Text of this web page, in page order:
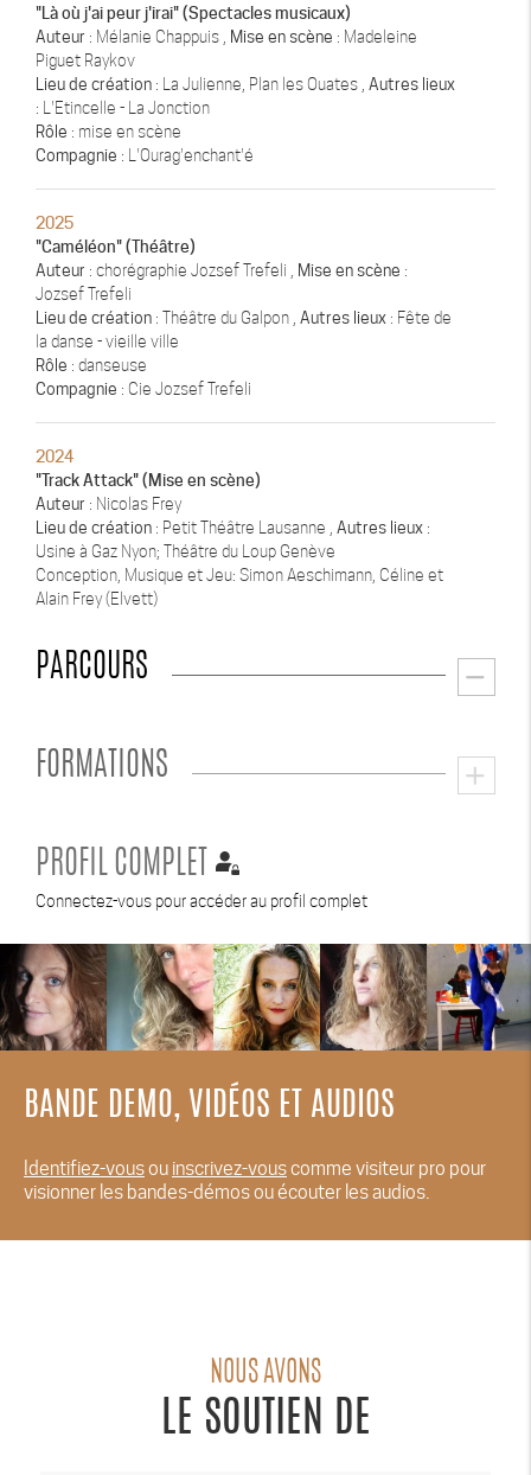
"Là où j'ai peur j'irai" (Spectacles musicaux)
Auteur : Mélanie Chappuis , Mise en scène : Madeleine
Piguet Raykov
Lieu de création : La Julienne, Plan les Ouates , Autres lieux
: L'Etincelle - La Jonction
Rôle : mise en scène
Compagnie : L'Ourag'enchant'é
2025
"Caméléon" (Théâtre)
Auteur : chorégraphie Jozsef Trefeli , Mise en scène :
Jozsef Trefeli
Lieu de création : Théâtre du Galpon , Autres lieux : Fête de
la danse - vieille ville
Rôle : danseuse
Compagnie : Cie Jozsef Trefeli
2024
"Track Attack" (Mise en scène)
Auteur : Nicolas Frey
Lieu de création : Petit Théâtre Lausanne , Autres lieux :
Usine à Gaz Nyon; Théâtre du Loup Genève
Conception, Musique et Jeu: Simon Aeschimann, Céline et
Alain Frey (Elvett)
PARCOURS remove
FORMATIONS add
PROFIL COMPLET
Connectez-vous pour accéder au profil complet
BANDE DEMO, VIDÉOS ET AUDIOS
Identifiez-vousou inscrivez-vouscomme visiteur pro pour
visionner les bandes-démos ou écouter les audios.
NOUS AVONS
LE SOUTIEN DE